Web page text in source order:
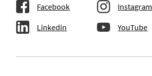
Facebook Instagram
Linkedin YouTube